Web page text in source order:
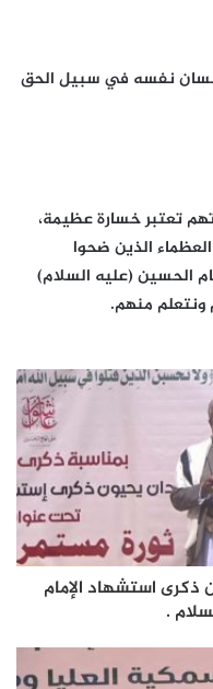
نفسه في سبيل الحق
تعتبر خسارة عظيمة،
الذين ضحوا
الحسين (عليه السلام)
منهم.
ذكرى استشهاد الإمام
.